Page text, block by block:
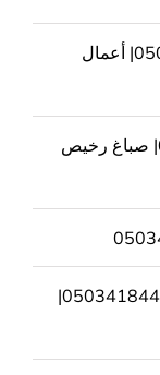
تركيب عشب صناعي العين |0503418441| أعمال
شركة صبغ في الشارقة |0503418441| صباغ رخيص
تكسير وترميم حمامات في ام القيوين |0503418441|